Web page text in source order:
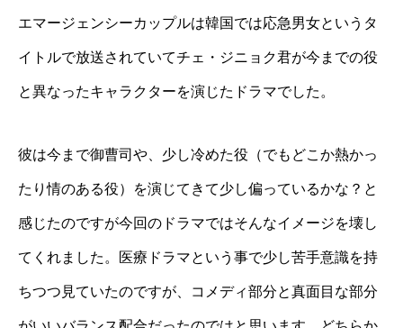
エマージェンシーカップルは韓国では応急男女というタ
イトルで放送されていてチェ・ジニョク君が今までの役
と異なったキャラクターを演じたドラマでした。
彼は今まで御曹司や、少し冷めた役（でもどこか熱かっ
たり情のある役）を演じてきて少し偏っているかな？と
感じたのですが今回のドラマではそんなイメージを壊し
てくれました。医療ドラマという事で少し苦手意識を持
ちつつ見ていたのですが、コメディ部分と真面目な部分